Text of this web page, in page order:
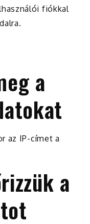
fiókkal
a
az IP-címet a
a